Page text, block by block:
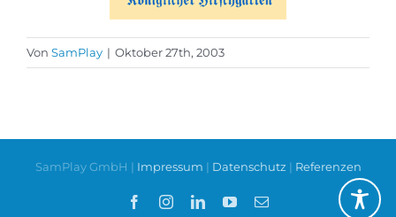
Von SamPlay | Oktober 27th, 2003
SamPlay GmbH | Impressum | Datenschutz | Referenzen
FacebookInstagramLinkedInYouTube
E-